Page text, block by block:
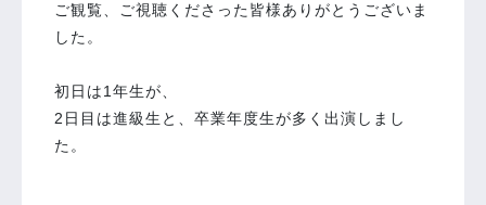
ご観覧、ご視聴くださった皆様ありがとうございま
した。
初日は1年生が、
2日目は進級生と、卒業年度生が多く出演しまし
た。